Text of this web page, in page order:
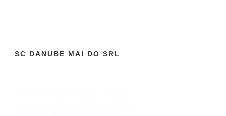
SC DANUBE MAI DO SRL